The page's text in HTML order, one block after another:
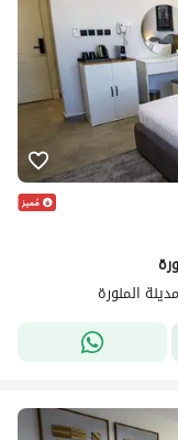
المنورة